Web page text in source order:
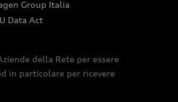
Group Italia
Data Act
della Rete per essere
in particolare per ricevere